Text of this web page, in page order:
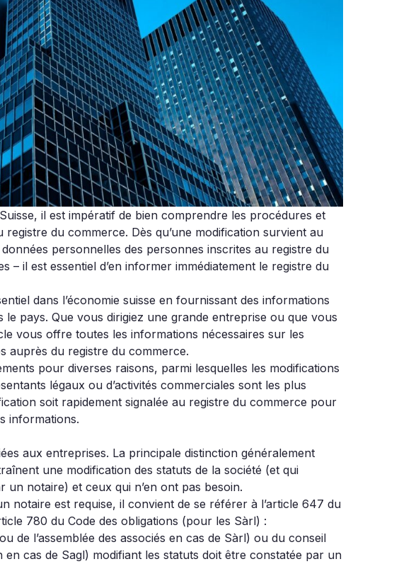
il est impératif de bien comprendre les procédures et
du commerce. Dès qu’une modification survient au
données personnelles des personnes inscrites au registre du
– il est essentiel d’en informer immédiatement le registre du
dans l’économie suisse en fournissant des informations
pays. Que vous dirigiez une grande entreprise ou que vous
vous offre toutes les informations nécessaires sur les
auprès du registre du commerce.
pour diverses raisons, parmi lesquelles les modifications
légaux ou d’activités commerciales sont les plus
soit rapidement signalée au registre du commerce pour
informations.
aux entreprises. La principale distinction généralement
une modification des statuts de la société (et qui
notaire) et ceux qui n’en ont pas besoin.
notaire est requise, il convient de se référer à l’article 647 du
780 du Code des obligations (pour les Sàrl) :
de l’assemblée des associés en cas de Sàrl) ou du conseil
en cas de Sagl) modifiant les statuts doit être constatée par un